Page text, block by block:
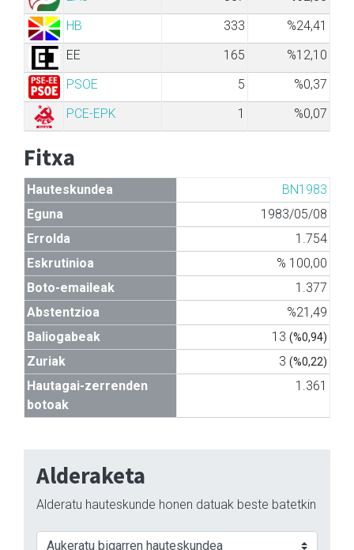
HB
333
%24,41
EE
165
%12,10
PSOE
5
%0,37
PCE-EPK
1 %0,07
Fitxa
Hauteskundea
BN1983
Eguna
1983/05/08
Errolda
1.754
Eskrutinioa
% 100,00
Boto-emaileak
1.377
Abstentzioa
%21,49
Baliogabeak
13 (%0,94)
Zuriak 3 (%0,22)
Hautagai-zerrenden
botoak
1.361
Alderaketa
Alderatu hauteskunde honen datuak beste batetkin